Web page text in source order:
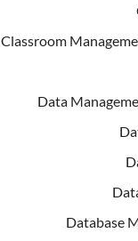
Classroom
Data
Database